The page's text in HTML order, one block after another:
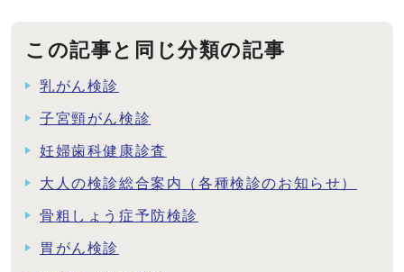
この記事と同じ分類の記事
乳がん検診
子宮頸がん検診
妊婦歯科健康診査
大人の検診総合案内（各種検診のお知らせ）
骨粗しょう症予防検診
胃がん検診